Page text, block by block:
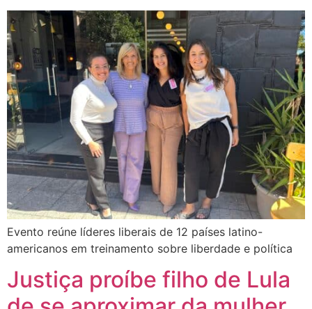
Evento reúne líderes liberais de 12 países latino-
americanos em treinamento sobre liberdade e política
Justiça proíbe filho de Lula